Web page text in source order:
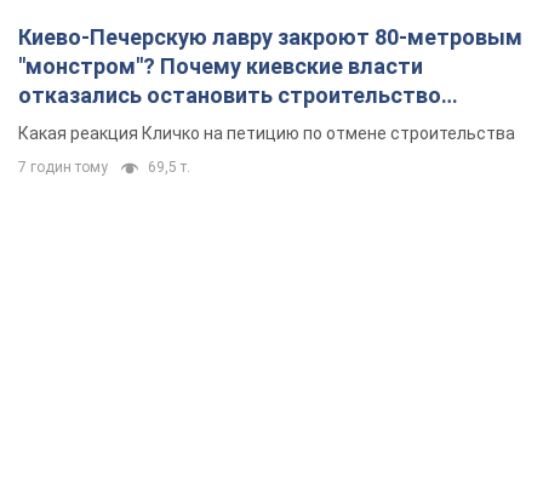
Киево-Печерскую лавру закроют 80-метровым
"монстром"? Почему киевские власти
отказались остановить строительство
небоскреба "московского верующего"
Какая реакция Кличко на петицию по отмене строительства
7 годин тому 69,5 т.